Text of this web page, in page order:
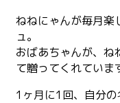
ねねにゃんが毎月楽
ュ。
おばあちゃんが、ね
て贈ってくれていま
1ヶ月に1回、自分の